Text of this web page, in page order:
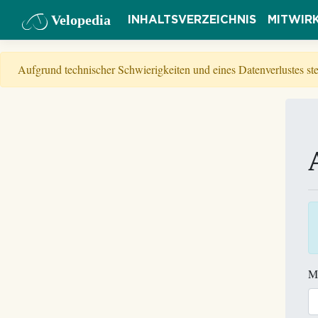
Velopedia INHALTSVERZEICHNIS
Aufgrund technischer Schwierigkeiten und eines Datenverlustes